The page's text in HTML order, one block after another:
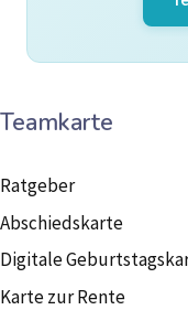
Teamkarte
Ratgeber
Abschiedskarte
Digitale
Karte zur Rente